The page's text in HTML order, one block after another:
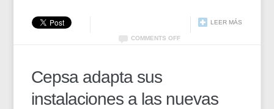
LEER MÁS
COMMENTS OFF
Cepsa adapta sus
instalaciones a las nuevas